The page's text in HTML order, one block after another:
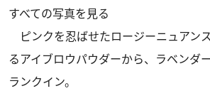
すべての写真を見る
ピンクを忍ばせたロージーニュアン
るアイブロウパウダーから、ラベンダ
ランクイン。